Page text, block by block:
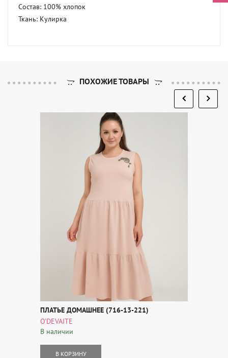
Состав: 100% хлопок
Ткань: Кулирка
ПОХОЖИЕ ТОВАРЫ
ПЛАТЬЕ ДОМАШНЕЕ (716-13-221)
O'DEVAITE
В наличии
В КОРЗИНУ